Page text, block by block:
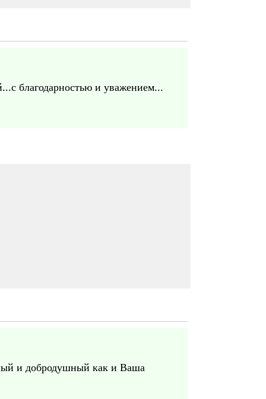
благодарностью и уважением...
и добродушный как и Ваша